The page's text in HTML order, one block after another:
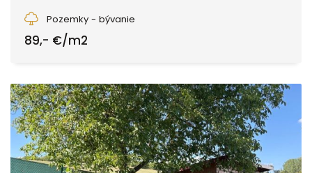
Pozemky - bývanie
89,- €/m2